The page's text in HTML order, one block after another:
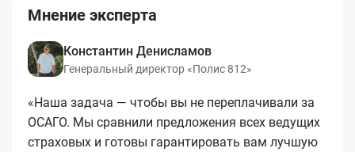
Мнение эксперта
Константин Денисламов
Генеральный директор «Полис 812»
«Наша задача — чтобы вы не переплачивали за
ОСАГО. Мы сравнили предложения всех ведущих
страховых и готовы гарантировать вам лучшую